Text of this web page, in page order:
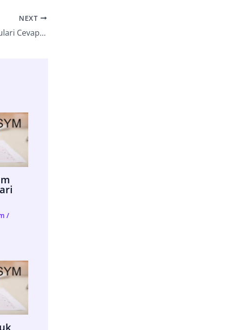
NEXT
2010 Kpss Ortaogretim Turkce Sorulari Cevaplari
/